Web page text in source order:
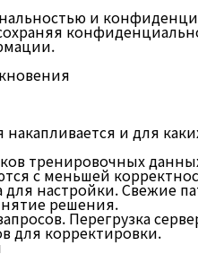
и
и для
тренировочных
с меньшей
настройки. Свежие
решения.
Перегрузка
для корректировки.